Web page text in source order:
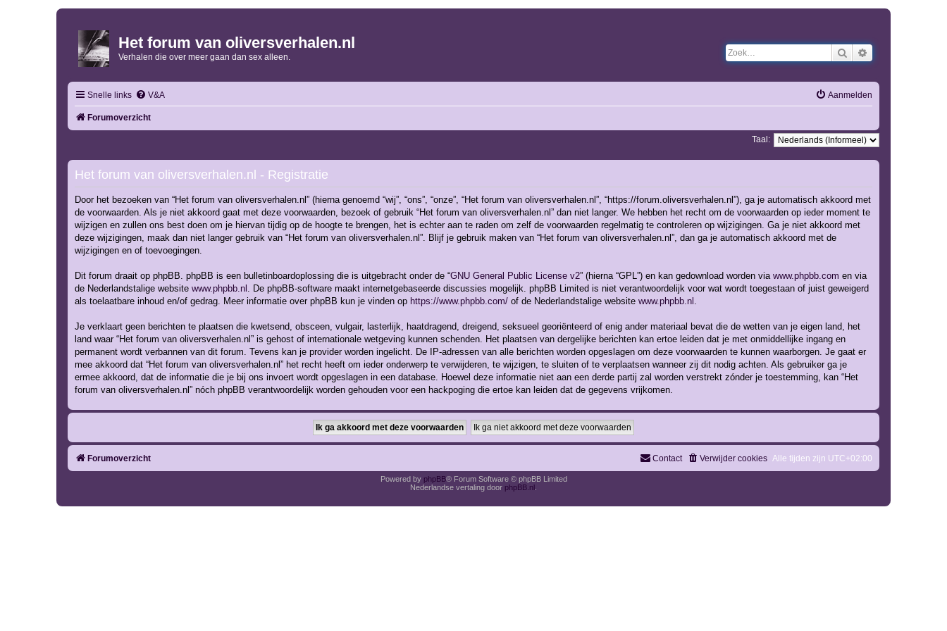
Het forum van oliversverhalen.nl
Verhalen die over meer gaan dan sex alleen. Zoek
Snelle links V&A Aanmelden
Forumoverzicht
Taal:
Het forum van oliversverhalen.nl - Registratie
Door het bezoeken van “Het forum van oliversverhalen.nl” (hierna genoemd “wij”, “ons”, “onze”, “Het forum van oliversverhalen.nl”, “https://forum.oliversverhalen.nl”), ga je automatisch akkoord met
de voorwaarden. Als je niet akkoord gaat met deze voorwaarden, bezoek of gebruik “Het forum van oliversverhalen.nl” dan niet langer. We hebben het recht om de voorwaarden op ieder moment te
wijzigen en zullen ons best doen om je hiervan tijdig op de hoogte te brengen, het is echter aan te raden om zelf de voorwaarden regelmatig te controleren op wijzigingen. Ga je niet akkoord met
deze wijzigingen, maak dan niet langer gebruik van “Het forum van oliversverhalen.nl”. Blijf je gebruik maken van “Het forum van oliversverhalen.nl”, dan ga je automatisch akkoord met de
wijzigingen en of toevoegingen.
Dit forum draait op phpBB. phpBB is een bulletinboardoplossing die is uitgebracht onder de “GNU General Public License v2” (hierna “GPL”) en kan gedownload worden via www.phpbb.com en via
de Nederlandstalige website www.phpbb.nl . De phpBB-software maakt internetgebaseerde discussies mogelijk. phpBB Limited is niet verantwoordelijk voor wat wordt toegestaan of juist geweigerd
als toelaatbare inhoud en/of gedrag. Meer informatie over phpBB kun je vinden op https://www.phpbb.com/ of de Nederlandstalige website www.phpbb.nl
Je verklaart geen berichten te plaatsen die kwetsend, obsceen, vulgair, lasterlijk, haatdragend, dreigend, seksueel georiënteerd of enig ander materiaal bevat die de wetten van je eigen land, het
land waar “Het forum van oliversverhalen.nl” is gehost of internationale wetgeving kunnen schenden. Het plaatsen van dergelijke berichten kan ertoe leiden dat je met onmiddellijke ingang en
permanent wordt verbannen van dit forum. Tevens kan je provider worden ingelicht. De IP-adressen van alle berichten worden opgeslagen om deze voorwaarden te kunnen waarborgen. Je gaat er
mee akkoord dat “Het forum van oliversverhalen.nl” het recht heeft om ieder onderwerp te verwijderen, te wijzigen, te sluiten of te verplaatsen wanneer zij dit nodig achten. Als gebruiker ga je
ermee akkoord, dat de informatie die je bij ons invoert wordt opgeslagen in een database. Hoewel deze informatie niet aan een derde partij zal worden verstrekt zónder je toestemming, kan “Het
forum van oliversverhalen.nl” nóch phpBB verantwoordelijk worden gehouden voor een hackpoging die ertoe kan leiden dat de gegevens vrijkomen.
Forumoverzicht Alle tijden zijn UTC+02:00
Verwijder cookies
Contact
Powered by phpBB® Forum Software © phpBB Limited
Nederlandse vertaling door phpBB.nl